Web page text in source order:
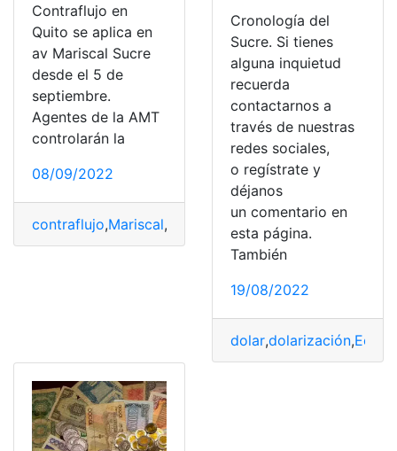
Contraflujo en
Quito se aplica en
av Mariscal Sucre
desde el 5 de
septiembre.
Agentes de la AMT
controlarán la
08/09/2022
contraflujo,Mariscal, Septiembre, Sucre
Cronología del
Sucre. Si tienes
alguna inquietud
recuerda
contactarnos a
través de nuestras
redes sociales,
o regístrate y
déjanos
un comentario en
esta página.
También
19/08/2022
dolar,dolarización,